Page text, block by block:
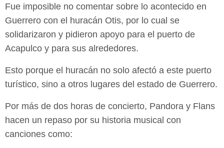
Fue imposible no comentar sobre lo acontecido en
Guerrero con el huracán Otis, por lo cual se
solidarizaron y pidieron apoyo para el puerto de
Acapulco y para sus alrededores.
Esto porque el huracán no solo afectó a este puerto
turístico, sino a otros lugares del estado de Guerrero.
Por más de dos horas de concierto, Pandora y Flans
hacen un repaso por su historia musical con
canciones como: